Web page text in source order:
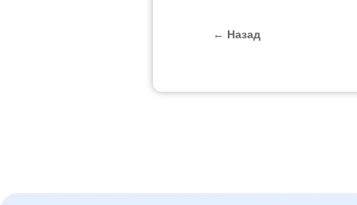
← Назад